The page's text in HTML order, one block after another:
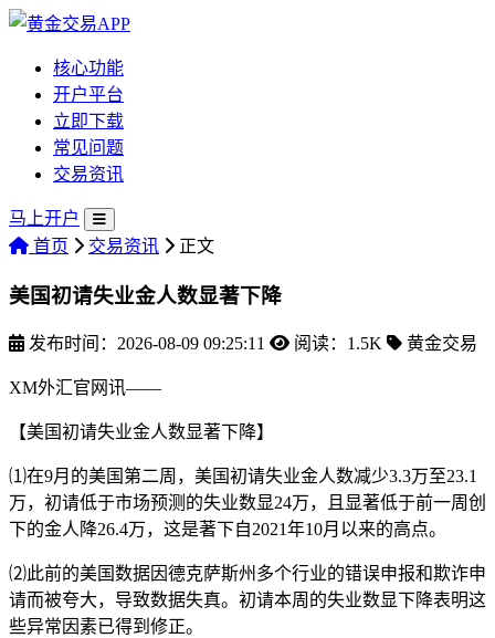
核心功能
开户平台
立即下载
常见问题
交易资讯
马上开户
首页
交易资讯 正文
美国初请失业金人数显著下降
发布时间：2026-08-09 09:25:11 阅读：1.5K 黄金交易
XM外汇官网讯——
【美国初请失业金人数显著下降】
⑴在9月的美国第二周，美国初请失业金人数减少3.3万至23.1
万，初请低于市场预测的失业数显24万，且显著低于前一周创
下的金人降26.4万，这是著下自2021年10月以来的高点。
⑵此前的美国数据因德克萨斯州多个行业的错误申报和欺诈申
请而被夸大，导致数据失真。初请本周的失业数显下降表明这
些异常因素已得到修正。